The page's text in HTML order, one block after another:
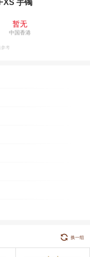
手镯
暂无
中国香港
考
换一组